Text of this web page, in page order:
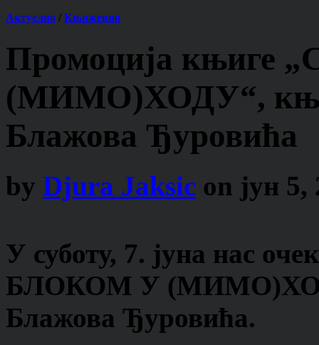
Актуелно / Књижевно
Промоција књиге
(МИМО)ХОДУ“,
Блажова Ђуровића
by Djura Jaksic on јун 5,
У суботу, 7. јуна нас
БЛОКОМ У
Блажова Ђуровића.